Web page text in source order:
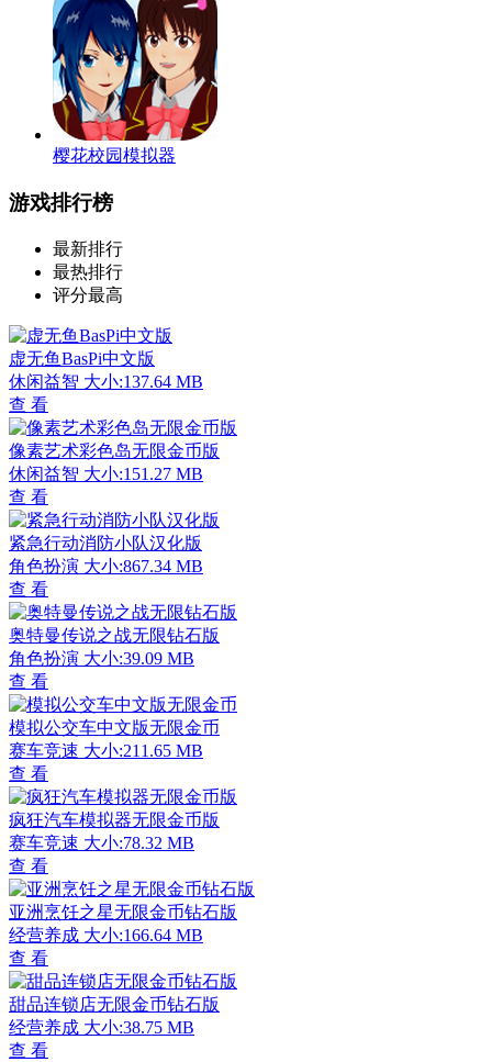
樱花校园模拟器
游戏排行榜
最新排行
最热排行
评分最高
虚无鱼BasPi中文版
休闲益智 大小:137.64 MB
查 看
像素艺术彩色岛无限金币版
休闲益智 大小:151.27 MB
查 看
紧急行动消防小队汉化版
角色扮演 大小:867.34 MB
查 看
奥特曼传说之战无限钻石版
角色扮演 大小:39.09 MB
查 看
模拟公交车中文版无限金币
赛车竞速 大小:211.65 MB
查 看
疯狂汽车模拟器无限金币版
赛车竞速 大小:78.32 MB
查 看
亚洲烹饪之星无限金币钻石版
经营养成 大小:166.64 MB
查 看
甜品连锁店无限金币钻石版
经营养成 大小:38.75 MB
查 看